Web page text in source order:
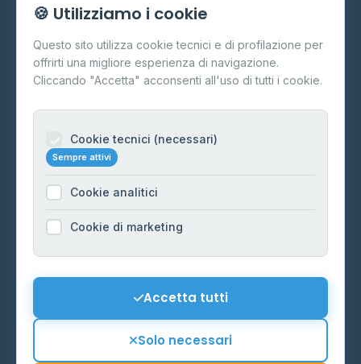
Cos'è il GPL
FAQ
Contatti
Informazioni legali
Cookie Policy
Preferenze Cookie
Mappa del sito
🍪 Utilizziamo i cookie
Questo sito utilizza cookie tecnici e di profilazione per
offrirti una migliore esperienza di navigazione.
Cliccando "Accetta" acconsenti all'uso di tutti i cookie.
Cookie tecnici (necessari)
Sempre attivi
Cookie analitici
Cookie di marketing
Accetta tutti
Solo necessari